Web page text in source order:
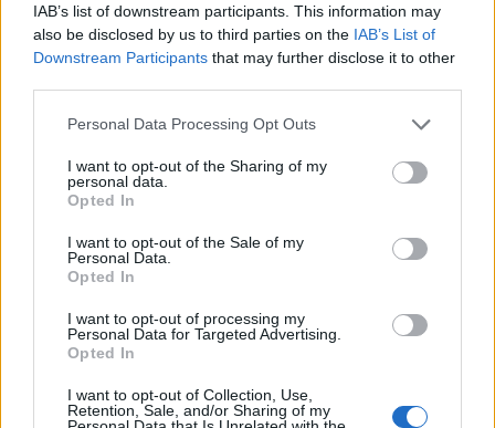
IAB’s list of downstream participants. This information may
also be disclosed by us to third parties on the IAB’s List of
Downstream Participants that may further disclose it to other
Please note that this website/app uses one or more Google
not limited to your visit or usage behaviour. You may click to
grant or deny consent to Google and its third-party tags to
use your data for below specified purposes in below Google
consent section.
Personal Data Processing Opt Outs
I want to opt-out of the Sharing of my
personal data.
Opted In
I want to opt-out of the Sale of my
Personal Data.
Opted In
I want to opt-out of processing my
Personal Data for Targeted Advertising.
Opted In
I want to opt-out of Collection, Use,
Retention, Sale, and/or Sharing of my
A lakosságra is fontos szerep hárul a szúnyoginvázió
elkerülésében